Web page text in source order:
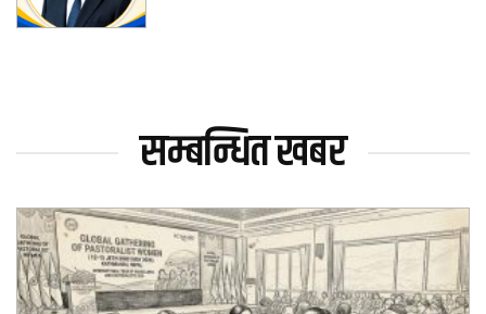
सम्बन्धित खबर